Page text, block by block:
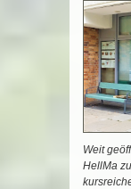
Weit
HellMa